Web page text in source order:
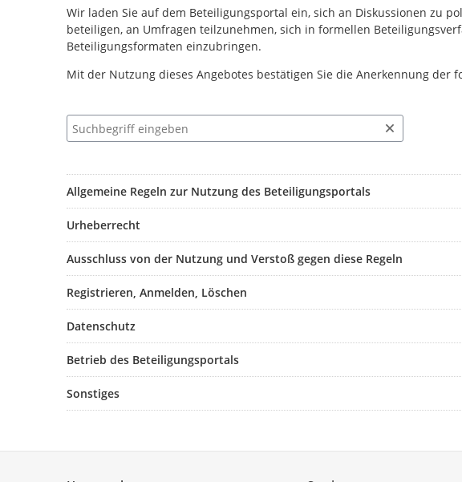
Wir laden Sie auf dem Beteiligungsportal ein, sich an Diskussionen zu
beteiligen, an Umfragen teilzunehmen, sich in formellen
Beteiligungsformaten einzubringen.
Mit der Nutzung dieses Angebotes bestätigen Sie die Anerkennung der
Suchbegriff eingeben
Allgemeine Regeln zur Nutzung des Beteiligungsportals
Urheberrecht
Ausschluss von der Nutzung und Verstoß gegen diese Regeln
Registrieren, Anmelden, Löschen
Datenschutz
Betrieb des Beteiligungsportals
Sonstiges